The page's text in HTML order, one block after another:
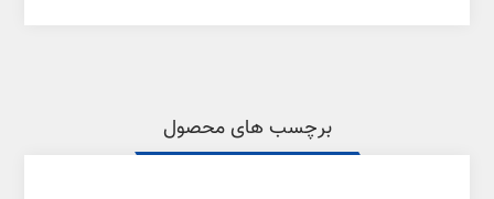
برچسب های محصول